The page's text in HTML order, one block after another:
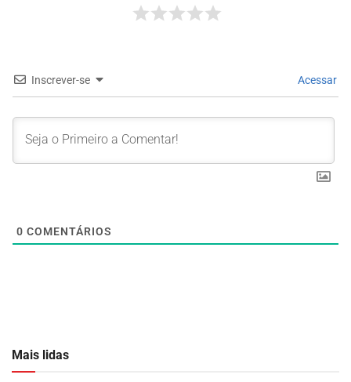
Inscrever-se Acessar
0 COMENTÁRIOS
Mais lidas